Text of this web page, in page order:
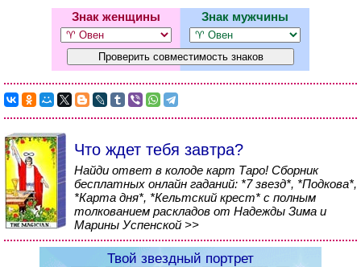
Знак женщины Знак мужчины
Что ждет тебя завтра?
Найди ответ в колоде карт Таро! Сборник
бесплатных онлайн гаданий: *7 звезд*, *Подкова*,
*Карта дня*, *Кельтский крест* с полным
толкованием раскладов от Надежды Зима и
Марины Успенской >>
Твой звездный портрет